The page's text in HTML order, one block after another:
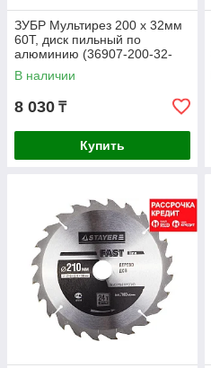
ЗУБР Мультирез 200 x 32мм
60Т, диск пильный по
алюминию (36907-200-32-
60)
В наличии
8 030 ₸
Купить